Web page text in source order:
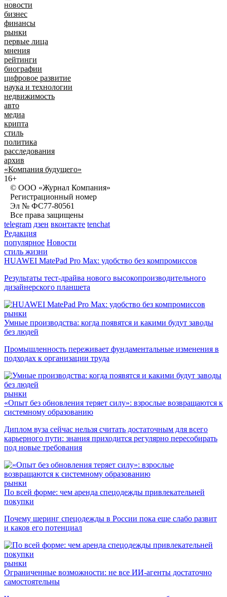
новости
бизнес
финансы
рынки
первые лица
мнения
рейтинги
биографии
цифровое развитие
наука и технологии
недвижимость
авто
медиа
крипта
стиль
политика
расследования
архив
«Компания будущего»
16+
© ООО «Журнал Компания»
Регистрационный номер
Эл № ФС77-80561
Все права защищены
telegram дзен вконтакте tenchat
Редакция
популярное Новости
стиль жизни
HUAWEI MatePad Pro Max: удобство без компромиссов
Результаты тест-драйва нового высокопроизводительного
дизайнерского планшета
рынки
Умные производства: когда появятся и какими будут заводы
без людей
Промышленность переживает фундаментальные изменения в
подходах к организации труда
рынки
«Опыт без обновления теряет силу»: взрослые возвращаются к
системному образованию
Диплом вуза сейчас нельзя считать достаточным для всего
карьерного пути: знания приходится регулярно пересобирать
под новые требования
рынки
По всей форме: чем аренда спецодежды привлекательней
покупки
Почему шеринг спецодежды в России пока еще слабо развит
и каков его потенциал
рынки
Ограниченные возможности: не все ИИ-агенты достаточно
самостоятельны